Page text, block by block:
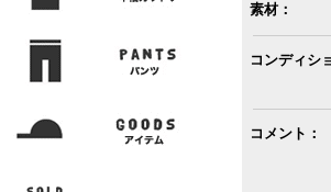
素材：
コンディシ
コメント：